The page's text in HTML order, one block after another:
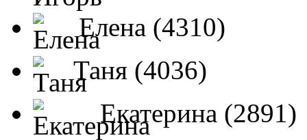
Елена (4310)
Таня (4036)
Екатерина (2891)